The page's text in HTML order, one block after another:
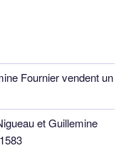
Fournier vendent un
et Guillemine